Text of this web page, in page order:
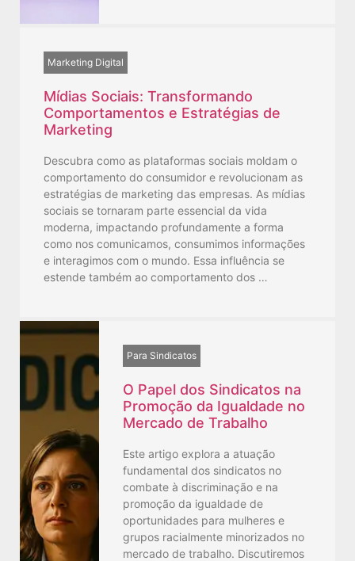
Marketing Digital
Mídias Sociais: Transformando
Comportamentos e Estratégias de
Marketing
Descubra como as plataformas sociais moldam o
comportamento do consumidor e revolucionam as
estratégias de marketing das empresas. As mídias
sociais se tornaram parte essencial da vida
moderna, impactando profundamente a forma
como nos comunicamos, consumimos informações
e interagimos com o mundo. Essa influência se
estende também ao comportamento dos …
Para Sindicatos
O Papel dos Sindicatos na
Promoção da Igualdade no
Mercado de Trabalho
Este artigo explora a atuação
fundamental dos sindicatos no
combate à discriminação e na
promoção da igualdade de
oportunidades para mulheres e
grupos racialmente minorizados no
mercado de trabalho. Discutiremos